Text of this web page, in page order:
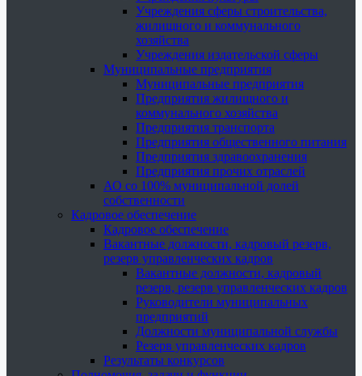
Учреждения сферы строительства,
жилищного и коммунального
хозяйства
Учреждения издательской сферы
Муниципальные предприятия
Муниципальные предприятия
Предприятия жилищного и
коммунального хозяйства
Предприятия транспорта
Предприятия общественного питания
Предприятия здравоохранения
Предприятия прочих отраслей
АО со 100% муниципальной долей
собственности
Кадровое обеспечение
Кадровое обеспечение
Вакантные должности, кадровый резерв,
резерв управленческих кадров
Вакантные должности, кадровый
резерв, резерв управленческих кадров
Руководители муниципальных
предприятий
Должности муниципальной службы
Резерв управленческих кадров
Результаты конкурсов